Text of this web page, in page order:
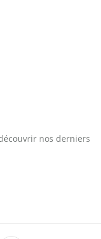
nos derniers